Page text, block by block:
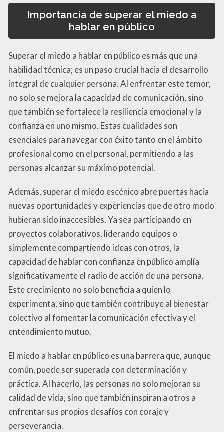
Importancia de superar el miedo a
hablar en público
Superar el miedo a hablar en público es más que una
habilidad técnica; es un paso crucial hacia el desarrollo
integral de cualquier persona. Al enfrentar este temor,
no solo se mejora la capacidad de comunicación, sino
que también se fortalece la resiliencia emocional y la
confianza en uno mismo. Estas cualidades son
esenciales para navegar con éxito tanto en el ámbito
profesional como en el personal, permitiendo a las
personas alcanzar su máximo potencial.
Además, superar el miedo escénico abre puertas hacia
nuevas oportunidades y experiencias que de otro modo
hubieran sido inaccesibles. Ya sea participando en
proyectos colaborativos, liderando equipos o
simplemente compartiendo ideas con otros, la
capacidad de hablar con confianza en público amplía
significativamente el radio de acción de una persona.
Este crecimiento no solo beneficia a quien lo
experimenta, sino que también contribuye al bienestar
colectivo al fomentar la comunicación efectiva y el
entendimiento mutuo.
El miedo a hablar en público es una barrera que, aunque
común, puede ser superada con determinación y
práctica. Al hacerlo, las personas no solo mejoran su
calidad de vida, sino que también inspiran a otros a
enfrentar sus propios desafíos con coraje y
perseverancia.